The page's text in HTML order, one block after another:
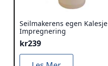
Seilmakerens egen Kalesje
Impregnering
kr239